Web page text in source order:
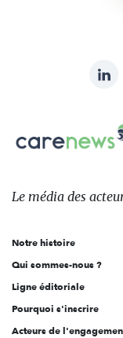
sur:
Le
des
l'engagement
Le média des
Notre histoire
Qui sommes-nous ?
Ligne éditoriale
Pourquoi s'inscrire
Acteurs de